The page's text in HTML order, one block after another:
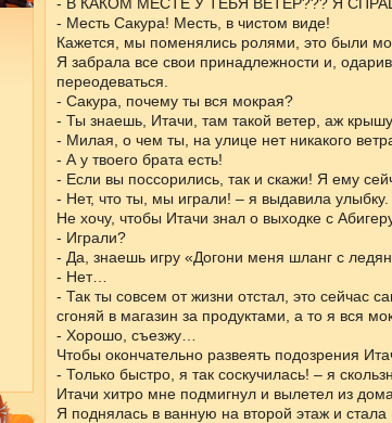
- Месть Сакура! Месть, в чистом виде!
Кажется, мы поменялись ролями, это были
Я забрала все свои принадлежности и,
переодеваться.
- Сакура, почему ты вся мокрая?
- Ты знаешь, Итачи, там такой ветер, аж
- Милая, о чем ты, на улице нет никакого
- А у твоего брата есть!
- Если вы поссорились, так и скажи! Я ему
- Нет, что ты, мы играли! – я выдавила улыбку.
Не хочу, чтобы Итачи знал о выходке с
- Играли?
- Да, знаешь игру «Догони меня шланг с
- Нет…
- Так ты совсем от жизни отстал, это сейчас
сгоняй в магазин за продуктами, а то я вся
- Хорошо, съезжу…
Чтобы окончательно развеять подозрения
- Только быстро, я так соскучилась! – я
Итачи хитро мне подмигнул и вылетел из
Я поднялась в ванную на второй этаж и стала